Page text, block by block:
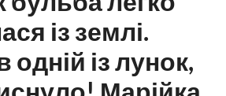
із землі.
одній із лунок,